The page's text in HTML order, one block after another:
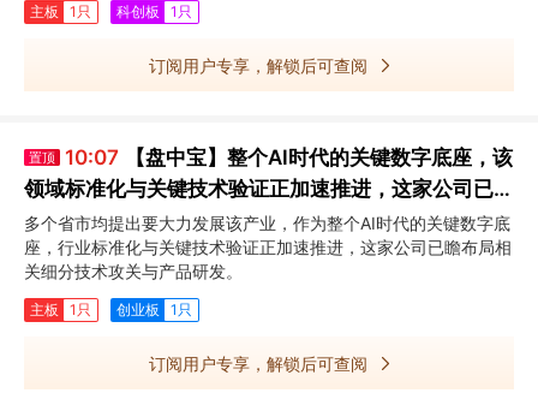
主板 1只 科创板 1只
订阅用户专享，解锁后可查阅
置顶 10:07
【盘中宝】整个AI时代的关键数字底座，该
领域标准化与关键技术验证正加速推进，这家公司已瞻
布局相关细分技术攻关与产品研发
多个省市均提出要大力发展该产业，作为整个AI时代的关键数字底
座，行业标准化与关键技术验证正加速推进，这家公司已瞻布局相
关细分技术攻关与产品研发。
主板 1只 创业板 1只
订阅用户专享，解锁后可查阅